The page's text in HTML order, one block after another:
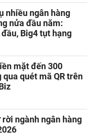
nhiều ngân hàng
nửa đầu năm:
Big4 tụt hạng
mặt đến 300
quét mã QR trên
ngành ngân hàng